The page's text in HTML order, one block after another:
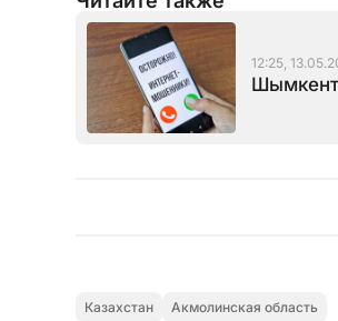
12:25,
Казахстан Акмолинская область